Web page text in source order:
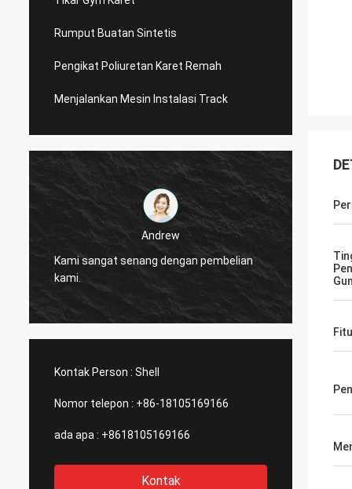
Rumput Buatan Sintetis
Pengikat Poliuretan Karet Remah
Menjalankan Mesin Instalasi Track
Andrew
Kami sangat senang dengan pembelian
kami.
CN
Kontak Person : Shell
Nomor telepon : +86-18105169166
ada apa : +8618105169166
Kontak